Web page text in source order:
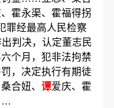
霍永渠、霍福得拐
罪经最高人民检察
判决，认定董志民
个月，犯非法拘禁
，决定执行有期徒
合妞、 谭爱庆、霍